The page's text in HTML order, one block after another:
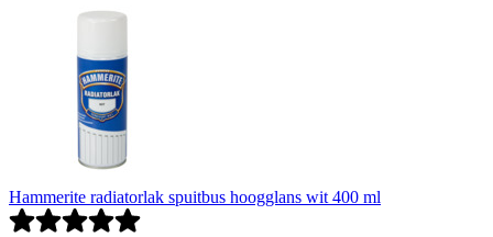
Hammerite radiatorlak spuitbus hoogglans wit 400 ml